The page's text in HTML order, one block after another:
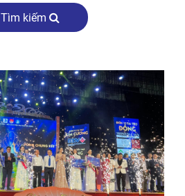
Tìm kiếm